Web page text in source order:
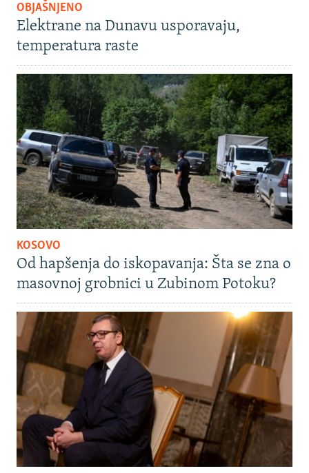
OBJAŠNJENO
Elektrane na Dunavu usporavaju,
temperatura raste
KOSOVO
Od hapšenja do iskopavanja: Šta se zna o
masovnoj grobnici u Zubinom Potoku?